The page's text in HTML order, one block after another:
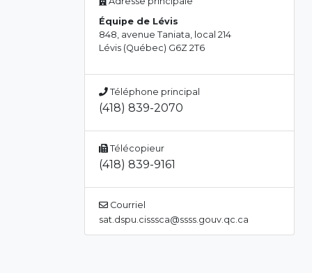
Équipe de Lévis
848, avenue Taniata, local 214
Lévis (Québec) G6Z 2T6
Téléphone principal
(418) 839-2070
Télécopieur
(418) 839-9161
Courriel
sat.dspu.cisssca@ssss.gouv.qc.ca